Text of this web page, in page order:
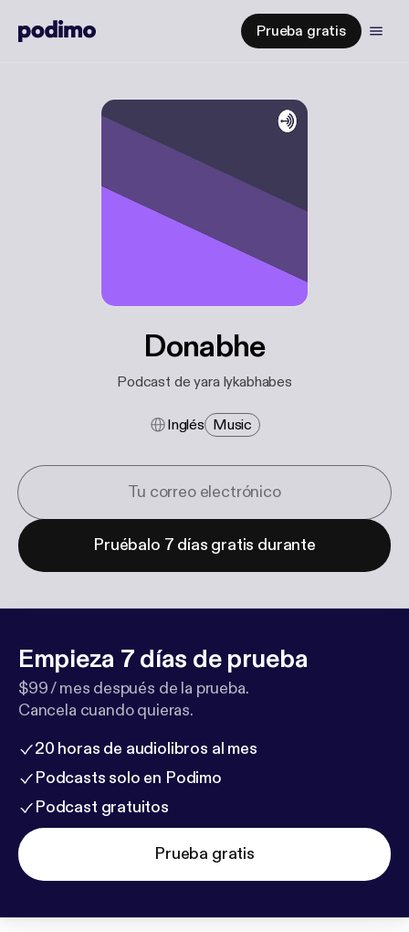
Prueba gratis
Donabhe
Podcast de yara lykabhabes
Inglés Music
Pruébalo 7 días gratis durante
Empieza 7 días de prueba
$99 / mes después de la prueba.
Cancela cuando quieras.
20 horas de audiolibros al mes
Podcasts solo en Podimo
Podcast gratuitos
Prueba gratis